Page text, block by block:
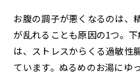
お腹の調子が悪くなるのは、
が乱れることも原因の1つ。
は、ストレスからくる過敏性
ています。ぬるめのお湯にゆ